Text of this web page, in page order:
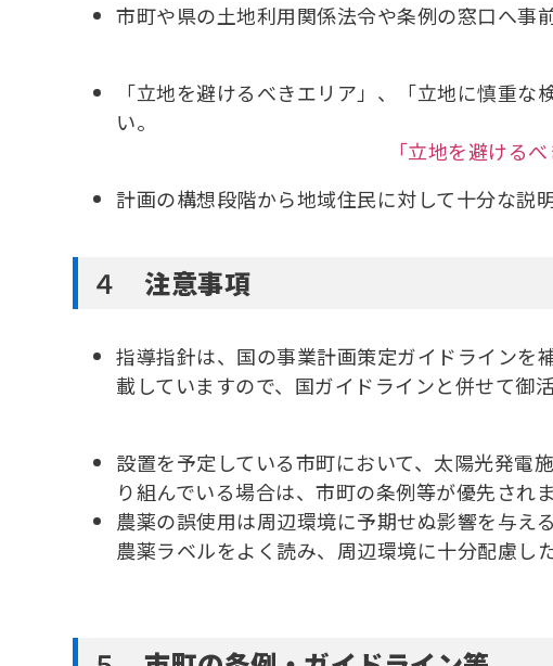
市町や県の土地利用関係法令や条例の窓口へ事
「立地を避けるべきエリア」、「立地に慎重
い。
「立地を避ける
計画の構想段階から地域住民に対して十分な説
４注意事項
指導指針は、国の事業計画策定ガイドラインを
載していますので、国ガイドラインと併せて御
設置を予定している市町において、太陽光発電
り組んでいる場合は、市町の条例等が優先され
農薬の誤使用は周辺環境に予期せぬ影響を与え
農薬ラベルをよく読み、周辺環境に十分配慮し